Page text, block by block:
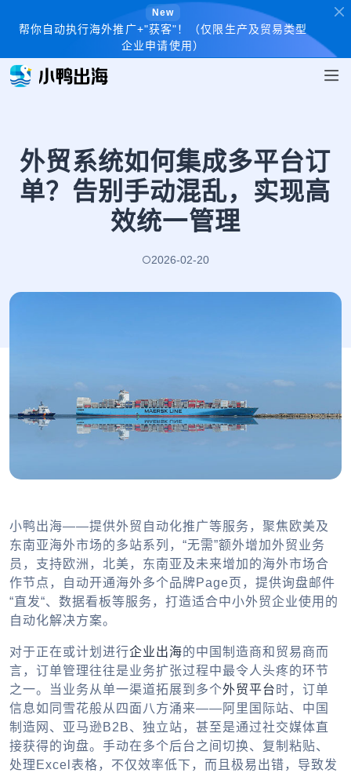
New
帮你自动执行海外推广+"获客"！（仅限生产及贸易类型
企业申请使用）
外贸系统如何集成多平台订
单？告别手动混乱，实现高
效统一管理
2026-02-20
小鸭出海——提供外贸自动化推广等服务，聚焦欧美及
东南亚海外市场的多站系列，“无需”额外增加外贸业务
员，支持欧洲，北美，东南亚及未来增加的海外市场合
作节点，自动开通海外多个品牌Page页，提供询盘邮件
“直发“、数据看板等服务，打造适合中小外贸企业使用的
自动化解决方案。
对于正在或计划进行企业出海的中国制造商和贸易商而
言，订单管理往往是业务扩张过程中最令人头疼的环节
之一。当业务从单一渠道拓展到多个外贸平台 时，订单
信息如同雪花般从四面八方涌来——阿里国际站、中国
制造网、亚马逊B2B、独立站，甚至是通过社交媒体直
接获得的询盘。手动在多个后台之间切换、复制粘贴、
处理Excel表格，不仅效率低下，而且极易出错，导致发